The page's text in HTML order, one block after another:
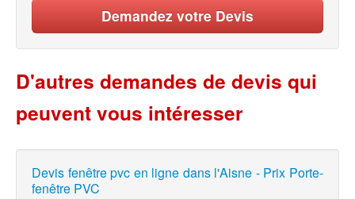
Demandez votre Devis
D'autres demandes de devis qui
peuvent vous intéresser
Devis fenêtre pvc en ligne dans l'Aisne - Prix Porte-
fenêtre PVC